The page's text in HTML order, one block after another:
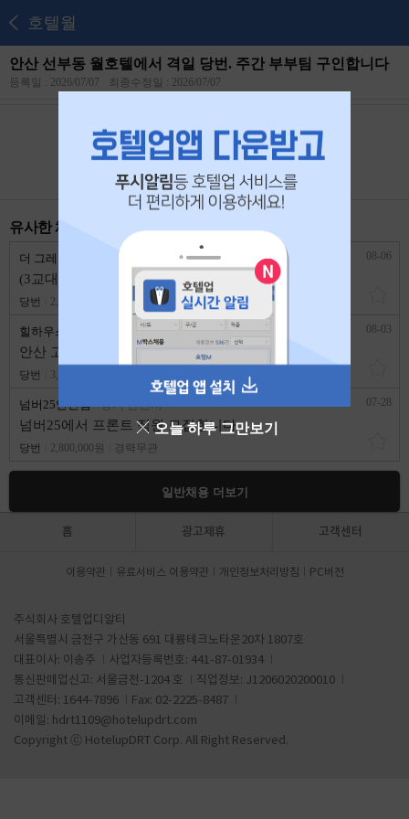
호텔월
안산 선부동 월호텔에서 격일 당번. 주간 부부팀 구인합니다
등록일 : 2026/07/07 최종수정일 : 2026/07/07
본 공고는2026년 07월 26일 에 마감되었습니다.
유사한 채용 리스트
더 그레이 호텔
당번 2,700,000원 1년 이상
08-06
힐하우스 모텔 경기 안산시
안산 고잔동 힐하우스 모텔에서 당번님 구합니다.
당번 3,400,170원
08-03
넘버25안산점 경기 안산시
넘버25에서 프론트 직원 모집합니다
당번 2,800,000원 경력무관
07-28
일반채용 더보기
오늘 하루 그만보기
홈 광고제휴 고객센터
이용약관 유료서비스 이용약관 개인정보처리방침 PC버전
주식회사 호텔업디알티
서울특별시 금천구 가산동 691 대륭테크노타운20차 1807호
대표이사: 이송주
사업자등록번호: 441-87-01934
통신판매업신고: 서울금천-1204 호
직업정보: J1206020200010
고객센터: 1644-7896
Fax: 02-2225-8487
이메일: hdrt1109@hotelupdrt.com
Copyright ⓒ HotelupDRT Corp. All Right Reserved.